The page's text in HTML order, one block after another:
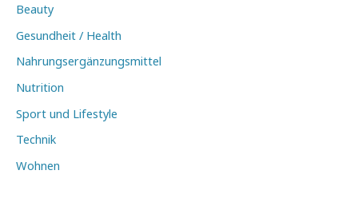
Beauty
Gesundheit / Health
Nahrungsergänzungsmittel
Nutrition
Sport und Lifestyle
Technik
Wohnen